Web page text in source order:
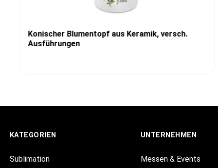
Konischer Blumentopf aus Keramik, versch.
Ausführungen
KATEGORIEN
Sublimation
UNTERNEHMEN
Messen & Events